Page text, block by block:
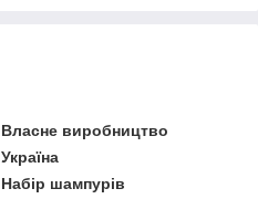
Власне виробництво
Україна
Набір шампурів